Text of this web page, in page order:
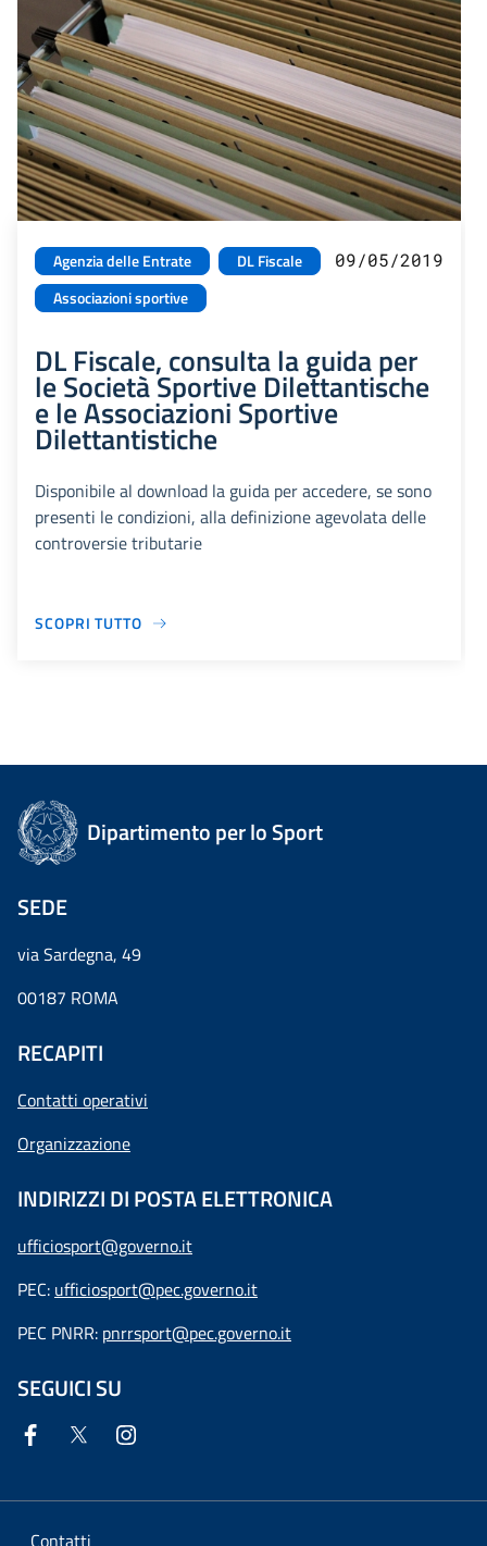
Agenzia delle Entrate
DL Fiscale
Associazioni sportive
09/05/2019
DL Fiscale, consulta la guida per
le Società Sportive Dilettantische
e le Associazioni Sportive
Dilettantistiche
Disponibile al download la guida per accedere, se sono
presenti le condizioni, alla definizione agevolata delle
controversie tributarie
SCOPRI TUTTO
Dipartimento per lo Sport
SEDE
via Sardegna, 49
00187 ROMA
RECAPITI
Contatti operativi
Organizzazione
INDIRIZZI DI POSTA ELETTRONICA
ufficiosport@governo.it
PEC: ufficiosport@pec.governo.it
PEC PNRR: pnrrsport@pec.governo.it
SEGUICI SU
Contatti